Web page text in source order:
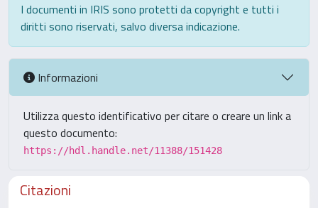
I documenti in IRIS sono protetti da copyright e tutti i
diritti sono riservati, salvo diversa indicazione.
Informazioni
Utilizza questo identificativo per citare o creare un link a
questo documento:
https://hdl.handle.net/11388/151428
Citazioni